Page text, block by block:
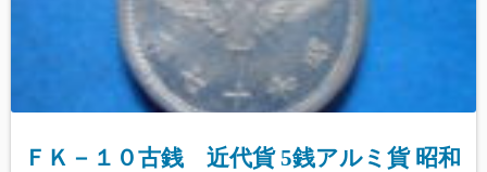
ＦＫ－１０古銭 近代貨 5銭アルミ貨 昭和